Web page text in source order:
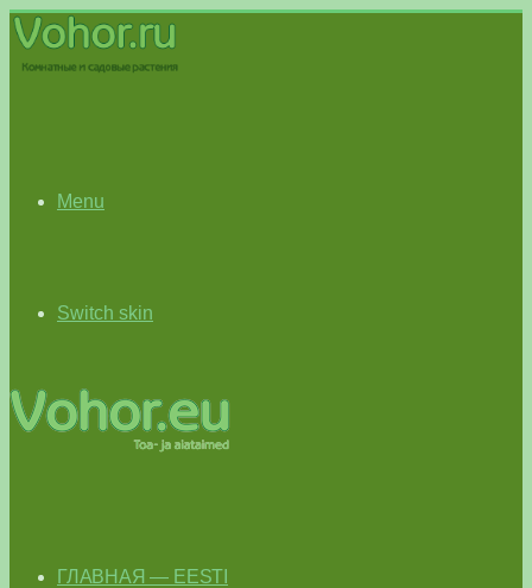
Menu
Switch skin
ГЛАВНАЯ — EESTI